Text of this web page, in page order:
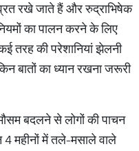
रखे जाते हैं और रुद्राभिषेक
का पालन करने के लिए
तरह की परेशानियां झेलनी
बातों का ध्‍यान रखना जरूरी
बदलने से लोगों की पाचन
4 महीनों में तले-मसाले वाले